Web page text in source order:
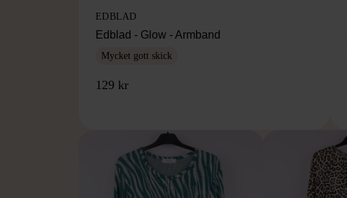
EDBLAD
Edblad - Glow - Armband
Mycket gott skick
129 kr